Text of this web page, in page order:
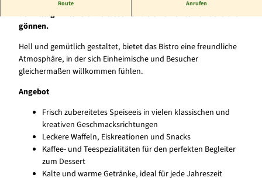
Route Anrufen
den Alltag hinter sich zu lassen und sich eine kleine Auszeit zu
gönnen.
Hell und gemütlich gestaltet, bietet das Bistro eine freundliche
Atmosphäre, in der sich Einheimische und Besucher
gleichermaßen willkommen fühlen.
Angebot
Frisch zubereitetes Speiseeis in vielen klassischen und
kreativen Geschmacksrichtungen
Leckere Waffeln, Eiskreationen und Snacks
Kaffee- und Teespezialitäten für den perfekten Begleiter
zum Dessert
Kalte und warme Getränke, ideal für jede Jahreszeit